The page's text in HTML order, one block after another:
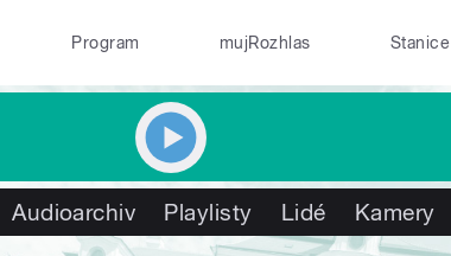
Program mujRozhlas Stanice
Audioarchiv Playlisty Lidé Kamery